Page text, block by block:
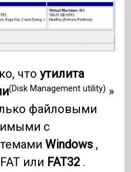
чтоутилита
(Disk Management utility) »
файловыми
с
Windows ,
или FAT32 .